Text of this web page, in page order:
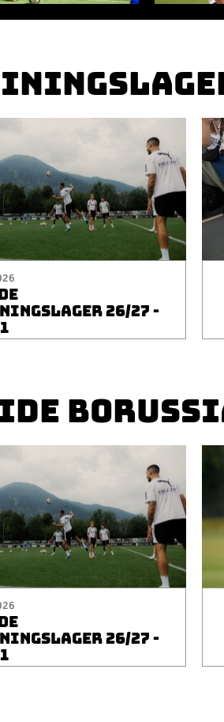
26/27 -
26/27 -